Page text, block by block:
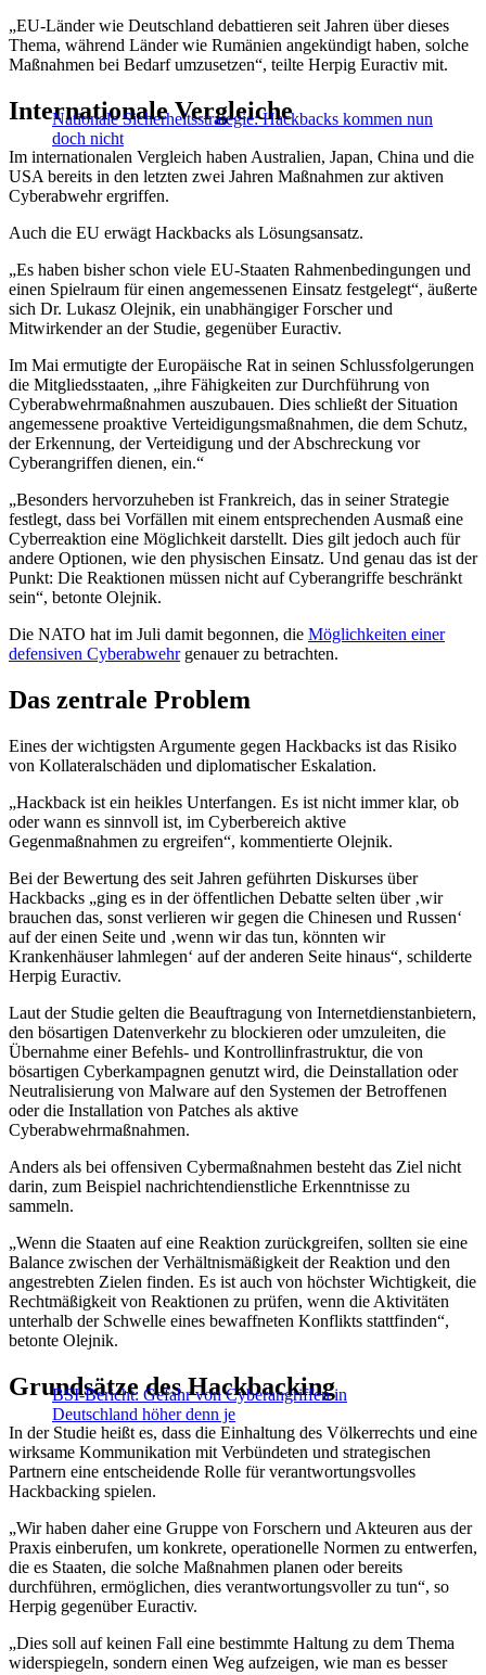
„EU-Länder wie Deutschland debattieren seit Jahren über dieses
Thema, während Länder wie Rumänien angekündigt haben, solche
Maßnahmen bei Bedarf umzusetzen“, teilte Herpig Euractiv mit.
Nationale Sicherheitsstrategie: Hackbacks kommen nun
doch nicht
Internationale Vergleiche
Im internationalen Vergleich haben Australien, Japan, China und die
USA bereits in den letzten zwei Jahren Maßnahmen zur aktiven
Cyberabwehr ergriffen.
Auch die EU erwägt Hackbacks als Lösungsansatz.
„Es haben bisher schon viele EU-Staaten Rahmenbedingungen und
einen Spielraum für einen angemessenen Einsatz festgelegt“, äußerte
sich Dr. Lukasz Olejnik, ein unabhängiger Forscher und
Mitwirkender an der Studie, gegenüber Euractiv.
Im Mai ermutigte der Europäische Rat in seinen Schlussfolgerungen
die Mitgliedsstaaten, „ihre Fähigkeiten zur Durchführung von
Cyberabwehrmaßnahmen auszubauen. Dies schließt der Situation
angemessene proaktive Verteidigungsmaßnahmen, die dem Schutz,
der Erkennung, der Verteidigung und der Abschreckung vor
Cyberangriffen dienen, ein.“
„Besonders hervorzuheben ist Frankreich, das in seiner Strategie
festlegt, dass bei Vorfällen mit einem entsprechenden Ausmaß eine
Cyberreaktion eine Möglichkeit darstellt. Dies gilt jedoch auch für
andere Optionen, wie den physischen Einsatz. Und genau das ist der
Punkt: Die Reaktionen müssen nicht auf Cyberangriffe beschränkt
sein“, betonte Olejnik.
Die NATO hat im Juli damit begonnen, die Möglichkeiten einer
defensiven Cyberabwehrgenauer zu betrachten.
Das zentrale Problem
Eines der wichtigsten Argumente gegen Hackbacks ist das Risiko
von Kollateralschäden und diplomatischer Eskalation.
„Hackback ist ein heikles Unterfangen. Es ist nicht immer klar, ob
oder wann es sinnvoll ist, im Cyberbereich aktive
Gegenmaßnahmen zu ergreifen“, kommentierte Olejnik.
Bei der Bewertung des seit Jahren geführten Diskurses über
Hackbacks „ging es in der öffentlichen Debatte selten über ‚wir
brauchen das, sonst verlieren wir gegen die Chinesen und Russen‘
auf der einen Seite und ‚wenn wir das tun, könnten wir
Krankenhäuser lahmlegen‘ auf der anderen Seite hinaus“, schilderte
Herpig Euractiv.
Laut der Studie gelten die Beauftragung von Internetdienstanbietern,
den bösartigen Datenverkehr zu blockieren oder umzuleiten, die
Übernahme einer Befehls- und Kontrollinfrastruktur, die von
bösartigen Cyberkampagnen genutzt wird, die Deinstallation oder
Neutralisierung von Malware auf den Systemen der Betroffenen
oder die Installation von Patches als aktive
Cyberabwehrmaßnahmen.
Anders als bei offensiven Cybermaßnahmen besteht das Ziel nicht
darin, zum Beispiel nachrichtendienstliche Erkenntnisse zu
sammeln.
„Wenn die Staaten auf eine Reaktion zurückgreifen, sollten sie eine
Balance zwischen der Verhältnismäßigkeit der Reaktion und den
angestrebten Zielen finden. Es ist auch von höchster Wichtigkeit, die
Rechtmäßigkeit von Reaktionen zu prüfen, wenn die Aktivitäten
unterhalb der Schwelle eines bewaffneten Konflikts stattfinden“,
betonte Olejnik.
BSI-Bericht: Gefahr von Cyberangriffen in
Deutschland höher denn je
Grundsätze des Hackbacking
In der Studie heißt es, dass die Einhaltung des Völkerrechts und eine
wirksame Kommunikation mit Verbündeten und strategischen
Partnern eine entscheidende Rolle für verantwortungsvolles
Hackbacking spielen.
„Wir haben daher eine Gruppe von Forschern und Akteuren aus der
Praxis einberufen, um konkrete, operationelle Normen zu entwerfen,
die es Staaten, die solche Maßnahmen planen oder bereits
durchführen, ermöglichen, dies verantwortungsvoller zu tun“, so
Herpig gegenüber Euractiv.
„Dies soll auf keinen Fall eine bestimmte Haltung zu dem Thema
widerspiegeln, sondern einen Weg aufzeigen, wie man es besser